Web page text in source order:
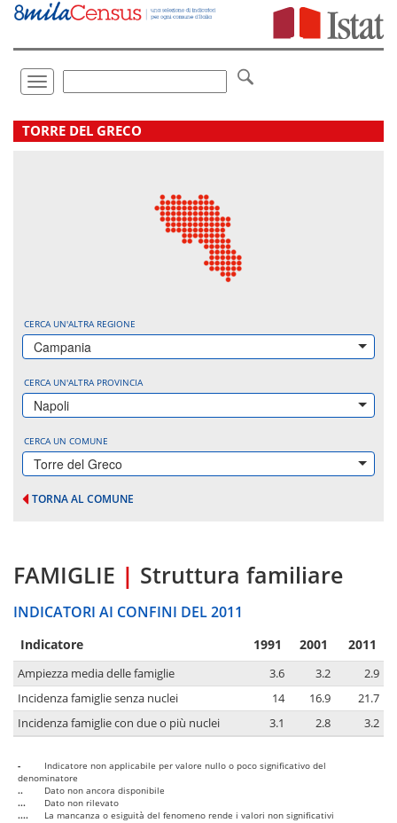
Vai
direttamente
Toggle
navigation
.
TORRE DEL GRECO
CERCA UN'ALTRA REGIONE
Campania
CERCA UN'ALTRA PROVINCIA
Napoli
CERCA UN COMUNE
Torre del Greco
TORNA AL COMUNE
FAMIGLIE | Struttura familiare
INDICATORI AI CONFINI DEL 2011
Indicatore 1991 2001 2011
Ampiezza media delle famiglie 3.6 3.2
2.9
Incidenza famiglie senza nuclei
14 16.9
21.7
Incidenza famiglie con due o più nuclei
3.1 2.8 3.2
-
Indicatore non applicabile per valore nullo o poco significativo del
denominatore
..
Dato non ancora disponibile
...
Dato non rilevato
....
La mancanza o esiguità del fenomeno rende i valori non significativi